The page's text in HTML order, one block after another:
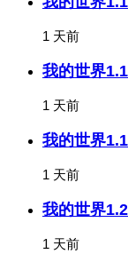
1 天前
我的世界
1 天前
我的世界
1 天前
我的世界
1 天前